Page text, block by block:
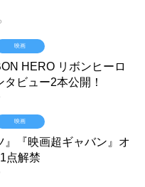
HERO リボンヒーロ
タビュー2本公開！
映画
』『映画超ギャバン』オ
点解禁
映画